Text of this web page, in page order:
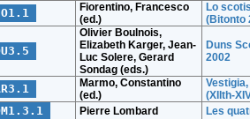
Fiorentino, Francesco
(ed.)
Lo
(Bitonto
Olivier Boulnois,
Elizabeth Karger, Jean-
Luc Solere, Gerard
Sondag (eds.)
Duns
2002
Marmo, Constantino
(ed.)
(XIIth-
Pierre Lombard Les